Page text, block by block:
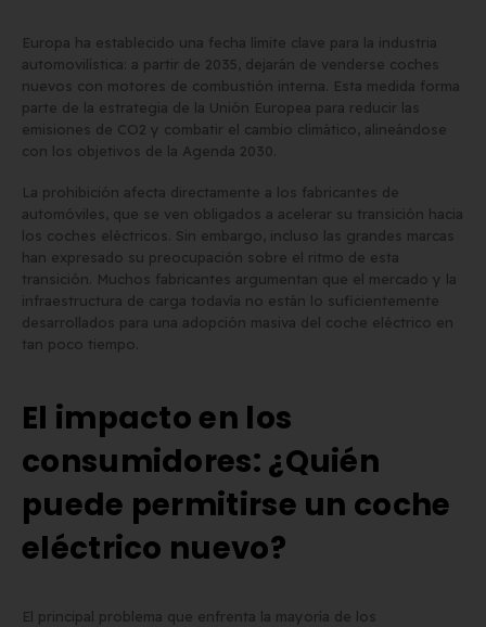
Europa ha establecido una fecha límite clave para la industria
automovilística: a partir de 2035, dejarán de venderse coches
nuevos con motores de combustión interna. Esta medida forma
parte de la estrategia de la Unión Europea para reducir las
emisiones de CO2 y combatir el cambio climático, alineándose
con los objetivos de la Agenda 2030.
La prohibición afecta directamente a los fabricantes de
automóviles, que se ven obligados a acelerar su transición hacia
los coches eléctricos. Sin embargo, incluso las grandes marcas
han expresado su preocupación sobre el ritmo de esta
transición. Muchos fabricantes argumentan que el mercado y la
infraestructura de carga todavía no están lo suficientemente
desarrollados para una adopción masiva del coche eléctrico en
tan poco tiempo.
El impacto en los
consumidores: ¿Quién
puede permitirse un coche
eléctrico nuevo?
El principal problema que enfrenta la mayoría de los
mayo de 2026
Matrícula para Patinete
Eléctrico: Normativa y Dónde
Comprarla | Carengine
2 de junio de 2026
Los 7 requisitos de
homologación de
2 de junio de 2026